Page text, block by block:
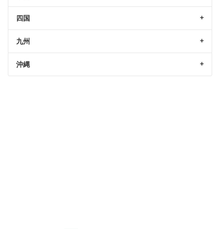
四国
九州
沖縄